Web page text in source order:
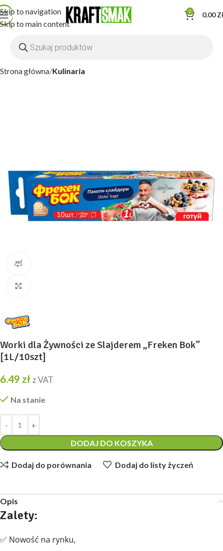
Skip to navigation
Skip to main content
0 0.00
Strona główna Kulinaria
Worki dla Żywności ze Slajderem „Freken Bok”
[1L/10szt]
6.49 zł z VAT
Na stanie
DODAJ DO KOSZYKA
Dodaj do porównania Dodaj do listy życzeń
Opis
Zalety:
✅ Nowość na rynku,